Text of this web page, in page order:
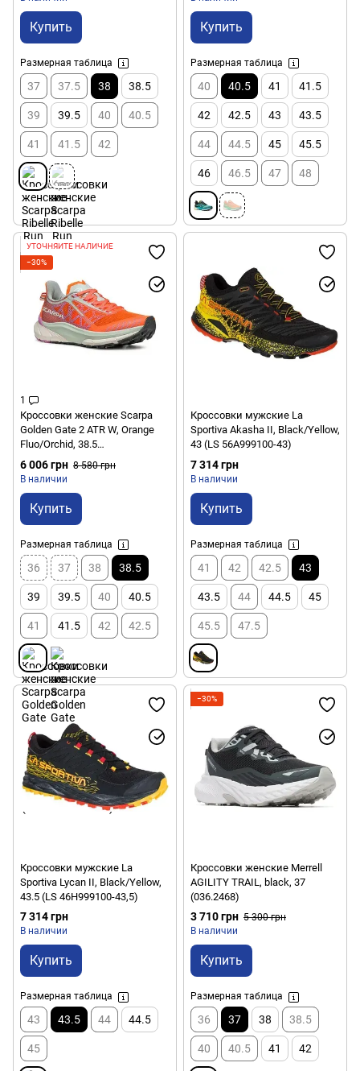
Купить
Размерная таблица
37 37.5 38 38.5
39 39.5 40 40.5
41 41.5 42
Купить
Размерная таблица
40 40.5 41 41.5
42 42.5 43 43.5
44 44.5 45 45.5
46 46.5 47 48
УТОЧНЯЙТЕ НАЛИЧИЕ
−30%
1
Кроссовки женские Scarpa
Golden Gate 2 ATR W, Orange
Fluo/Orchid, 38.5
(8057963415039)
6 006 грн 8 580 грн
В наличии
Купить
Размерная таблица
36 37 38 38.5
39 39.5 40 40.5
41 41.5 42 42.5
Кроссовки мужские La
Sportiva Akasha II, Black/Yellow,
43 (LS 56A999100-43)
7 314 грн
В наличии
Купить
Размерная таблица
41 42 42.5 43
43.5 44 44.5 45
45.5 47.5
Кроссовки мужские La
Sportiva Lycan II, Black/Yellow,
43.5 (LS 46H999100-43,5)
7 314 грн
В наличии
Купить
Размерная таблица
43 43.5 44 44.5
45
−30%
Кроссовки женские Merrell
AGILITY TRAIL, black, 37
(036.2468)
3 710 грн 5 300 грн
В наличии
Купить
Размерная таблица
36 37 38 38.5
40 40.5 41 42